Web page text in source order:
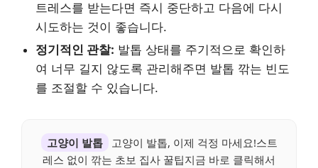
트레스를 받는다면 즉시 중단하고 다음에 다시
시도하는 것이 좋습니다.
정기적인 관찰: 발톱 상태를 주기적으로 확인하
여 너무 길지 않도록 관리해주면 발톱 깎는 빈도
를 조절할 수 있습니다.
고양이 발톱
고양이 발톱, 이제 걱정 마세요!스트
레스 없이 깎는 초보 집사 꿀팁지금 바로 클릭해서